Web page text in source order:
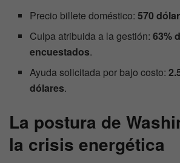
Precio billete doméstico:570
Culpa atribuida a la gestión:63%
encuestados.
Ayuda solicitada por bajo costo:
dólares.
La postura de
la crisis energética